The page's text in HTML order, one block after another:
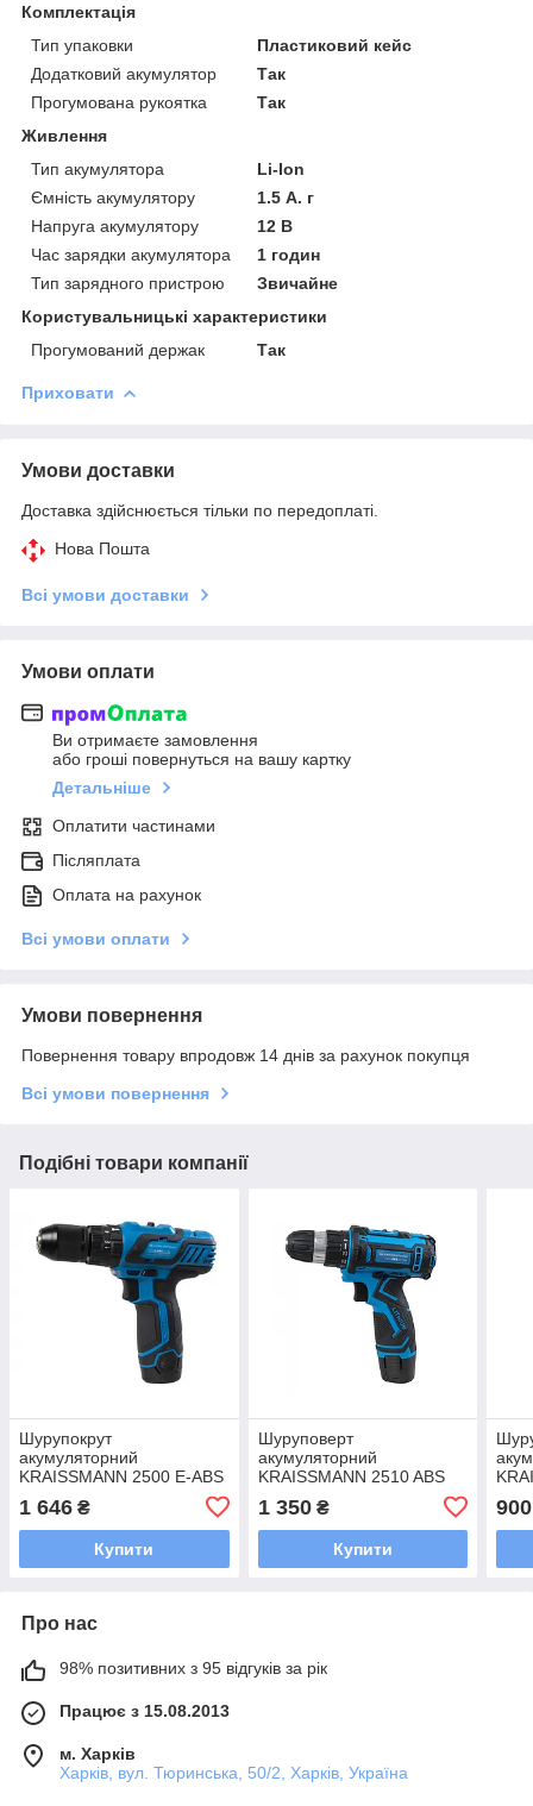
Комплектація
Тип упаковки
Пластиковий кейс
Додатковий акумулятор
Так
Прогумована рукоятка
Так
Живлення
Тип акумулятора
Li-Ion
Ємність акумулятору
1.5 А. г
Напруга акумулятору
12 В
Час зарядки акумулятора
1 годин
Тип зарядного пристрою
Звичайне
Користувальницькі характеристики
Прогумований держак
Так
Приховати
Умови доставки
Доставка здійснюється тільки по передоплаті.
Нова Пошта
Всі умови доставки
Умови оплати
Ви отримаєте замовлення
або гроші повернуться на вашу картку
Детальніше
Оплатити частинами
Післяплата
Оплата на рахунок
Всі умови оплати
Умови повернення
Повернення товару впродовж 14 днів за рахунок покупця
Всі умови повернення
Подібні товари компанії
Шурупокрут
акумуляторний
KRAISSMANN 2500 E-ABS
1 646 ₴
Купити
Шуруповерт
акумуляторний
KRAISSMANN 2510 ABS
1 350₴
Купити
900
Про нас
98% позитивних з 95 відгуків за рік
Працює з 15.08.2013
м. Харків
Харків, вул. Тюринська, 50/2, Харків, Україна